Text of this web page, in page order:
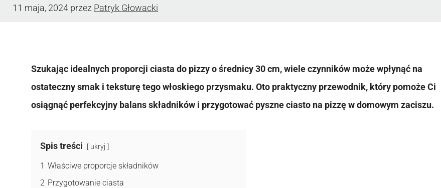
11 maja, 2024 przez Patryk Głowacki
Szukając idealnych proporcji ciasta do pizzy o średnicy 30 cm, wiele czynników może wpłynąć na
ostateczny smak i teksturę tego włoskiego przysmaku. Oto praktyczny przewodnik, który pomoże Ci
osiągnąć perfekcyjny balans składników i przygotować pyszne ciasto na pizzę w domowym zaciszu.
Spis treści ukryj
1 Właściwe proporcje składników
2 Przygotowanie ciasta